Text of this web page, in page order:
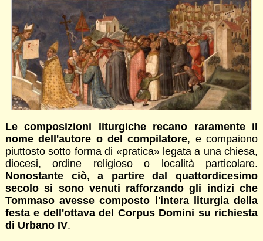
Le composizioni liturgiche recano raramente il
nome dell'autore o del compilatore, e compaiono
piuttosto sotto forma di «pratica» legata a una chiesa,
diocesi, ordine religioso o località particolare.
Nonostante ciò, a partire dal quattordicesimo
secolo si sono venuti rafforzando gli indizi che
Tommaso avesse composto l'intera liturgia della
festa e dell'ottava del Corpus Domini su richiesta
di Urbano IV.